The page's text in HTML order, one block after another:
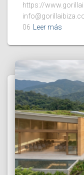
https://
06
Leer más